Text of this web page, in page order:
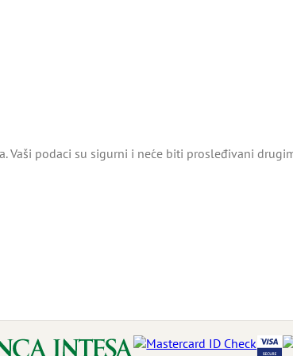
Vaši podaci su sigurni i neće biti prosleđivani